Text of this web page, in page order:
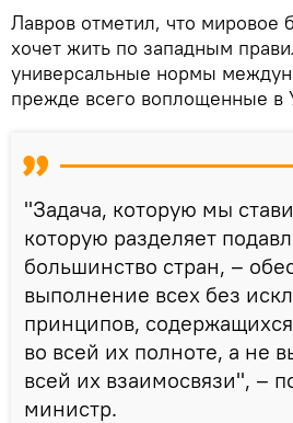
Лавров отметил, что мировое
хочет жить по западным
универсальные нормы
прежде всего воплощенные в
"Задача, которую мы
которую разделяет
большинство стран, –
выполнение всех без
принципов,
во всей их полноте, а не
всей их взаимосвязи", –
министр.